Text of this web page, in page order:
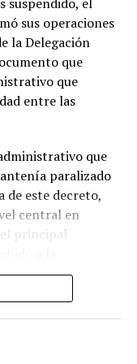
sus operaciones
la Delegación
que
que
entre las
que
paralizado
de este decreto,
central en
principal
en el